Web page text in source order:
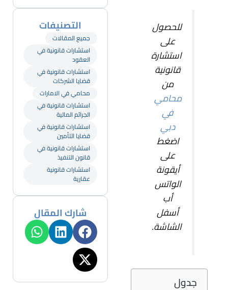
للحصول
على
استشارة
قانونية
من
محامي
في
دبي
اضغط
على
أيقونة
الواتس
أب
أسفل
الشاشة.
جدول
التصنيفات
جميع المقالات
استشارات قانونية في
العقود
استشارات قانونية في
قضايا الشركات
محامي في الامارات
استشارات قانونية في
الجرائم المالية
استشارات قانونية في
قضايا التأمين
استشارات قانونية في
قانون التنفيذ
استشارات قانونية
عقارية
شارك المقال